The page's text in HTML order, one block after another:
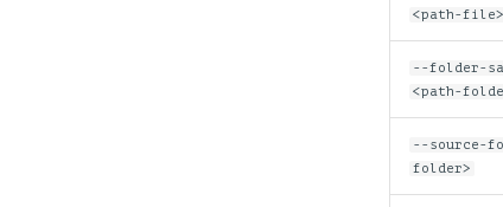
<path-file>
--folder-
<path-
--source-
folder>